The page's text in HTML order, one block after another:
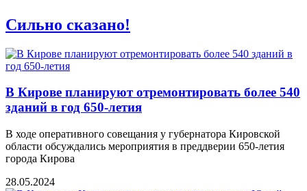
Сильно сказано!
В Кирове планируют отремонтировать более 540
зданий в год 650-летия
В ходе оперативного совещания у губернатора Кировской
области обсуждались мероприятия в преддверии 650-летия
города Кирова
28.05.2024